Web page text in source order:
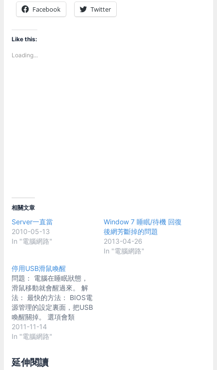
Facebook Twitter
Like this:
Loading...
相關文章
Server一直當
2010-05-13
In "電腦網路"
Window 7 睡眠/待機 回復
後網芳斷掉的問題
2013-04-26
In "電腦網路"
停用USB滑鼠喚醒
問題： 電腦在睡眠狀態，
滑鼠移動就會醒過來。 解
法： 最快的方法： BIOS電
源管理的設定裏面，把USB
喚醒關掉。 選項會類
似："USB Devices Wake-
up From S3" 取消掉之後就
支援這功能(只有筆電跟少
數的爛貨不會有這功能)：
2011-11-14
In "電腦網路"
延伸閱讀